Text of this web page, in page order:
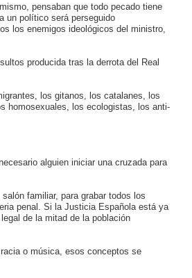
pensaban que todo pecado tiene
un político será perseguido
los enemigos ideológicos del ministro,
producida tras la derrota del Real
los gitanos, los catalanes, los
homosexuales, los ecologistas, los anti-
alguien iniciar una cruzada para
familiar, para grabar todos los
penal. Si la Justicia Española está ya
de la mitad de la población
o música, esos conceptos se